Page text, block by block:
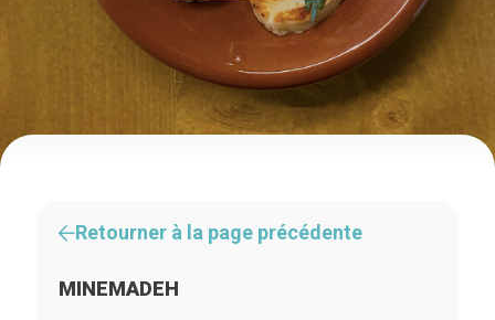
Retourner à la page précédente
MINEMADEH